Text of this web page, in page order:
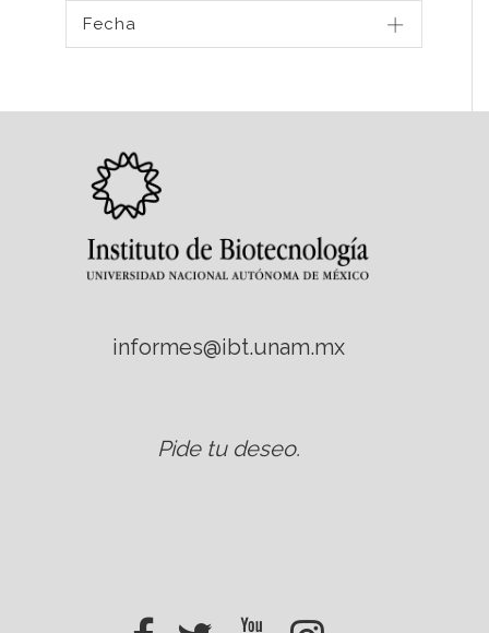
Fecha
informes@ibt.unam.mx
Pide tu deseo.